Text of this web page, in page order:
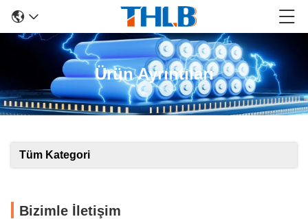
Ürün Ayrıntıları
Tüm Kategori
Bizimle İletişim